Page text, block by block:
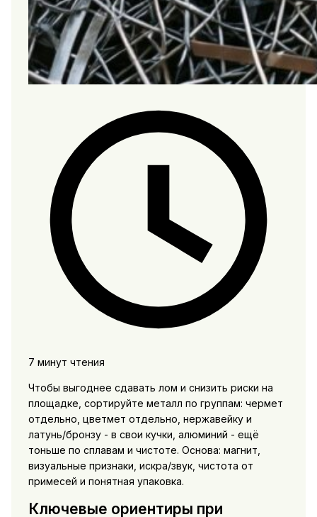
7 минут чтения
Чтобы выгоднее сдавать лом и снизить риски на
площадке, сортируйте металл по группам: чермет
отдельно, цветмет отдельно, нержавейку и
латунь/бронзу - в свои кучки, алюминий - ещё
тоньше по сплавам и чистоте. Основа: магнит,
визуальные признаки, искра/звук, чистота от
примесей и понятная упаковка.
Ключевые ориентиры при